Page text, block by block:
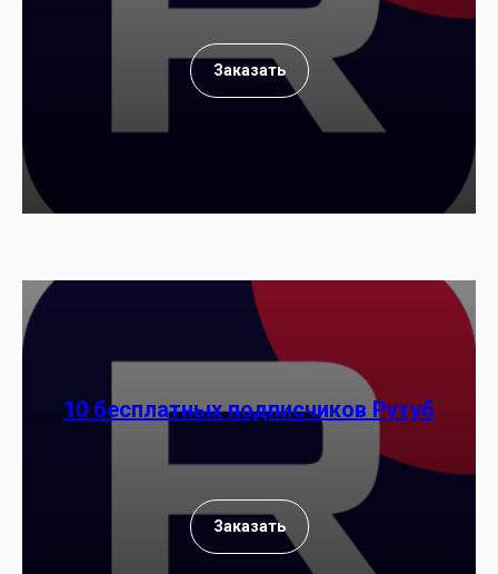
Заказать
10 бесплатных подписчиков Рутуб
Заказать